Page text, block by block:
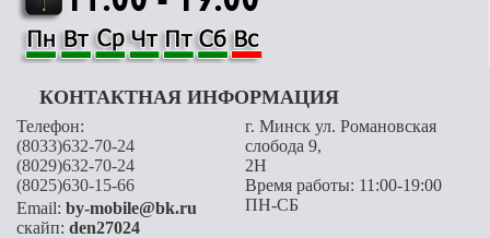
КОНТАКТНАЯ ИНФОРМАЦИЯ
Телефон:
(8033)632-70-24
(8029)632-70-24
(8025)630-15-66
Email: by-mobile@bk.ru
скайп: den27024
г. Минск ул. Романовская
слобода 9,
2H
Время работы: 11:00-19:00
ПН-СБ